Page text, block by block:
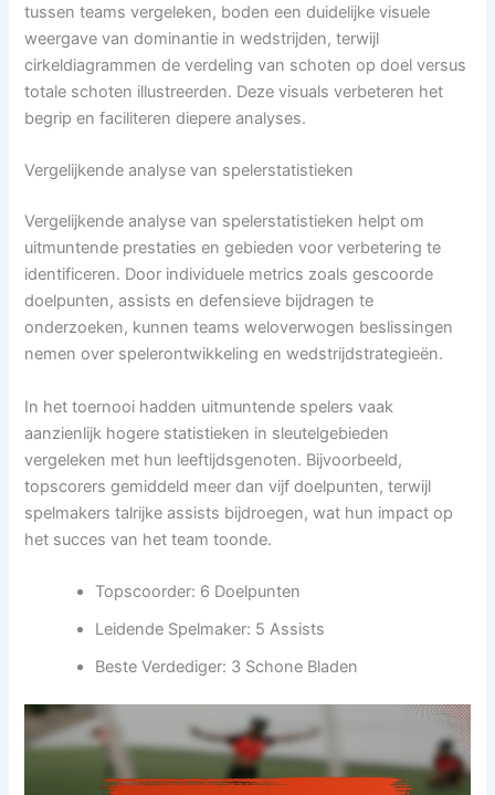
tussen teams vergeleken, boden een duidelijke visuele
weergave van dominantie in wedstrijden, terwijl
cirkeldiagrammen de verdeling van schoten op doel versus
totale schoten illustreerden. Deze visuals verbeteren het
begrip en faciliteren diepere analyses.
Vergelijkende analyse van spelerstatistieken
Vergelijkende analyse van spelerstatistieken helpt om
uitmuntende prestaties en gebieden voor verbetering te
identificeren. Door individuele metrics zoals gescoorde
doelpunten, assists en defensieve bijdragen te
onderzoeken, kunnen teams weloverwogen beslissingen
nemen over spelerontwikkeling en wedstrijdstrategieën.
In het toernooi hadden uitmuntende spelers vaak
aanzienlijk hogere statistieken in sleutelgebieden
vergeleken met hun leeftijdsgenoten. Bijvoorbeeld,
topscorers gemiddeld meer dan vijf doelpunten, terwijl
spelmakers talrijke assists bijdroegen, wat hun impact op
het succes van het team toonde.
Topscoorder: 6 Doelpunten
Leidende Spelmaker: 5 Assists
Beste Verdediger: 3 Schone Bladen